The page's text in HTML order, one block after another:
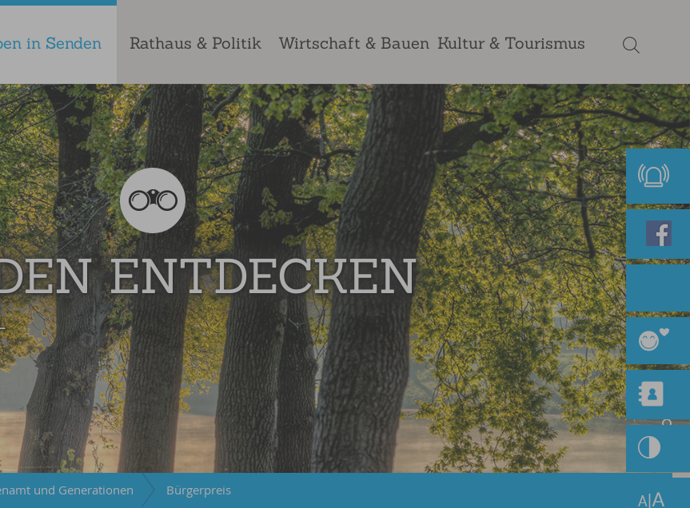
in Senden Rathaus & Politik Wirtschaft & Bauen Kultur & Tourismus
ENTDECKEN
und Generationen Bürgerpreis